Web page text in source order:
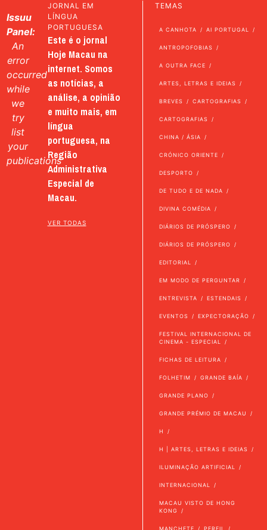
Issuu
Panel:
An
error
occurred
while
we
try
list
your
publications
JORNAL EM
LÍNGUA
PORTUGUESA
Este é o jornal
Hoje Macau na
internet. Somos
as notícias, a
análise, a opinião
e muito mais, em
língua
portuguesa, na
Região
Administrativa
Especial de
Macau.
VER TODAS
TEMAS
A CANHOTA AI PORTUGAL
ANTROPOFOBIAS
A OUTRA FACE
ARTES, LETRAS E IDEIAS
BREVES CARTOGRAFIAS
CARTOGRAFIAS
CHINA / ÁSIA
CRÓNICO ORIENTE
DESPORTO
DE TUDO E DE NADA
DIVINA COMÉDIA
DIÁRIOS DE PRÓSPERO
DIÁRIOS DE PRÓSPERO
EDITORIAL
EM MODO DE PERGUNTAR
ENTREVISTA ESTENDAIS
EVENTOS EXPECTORAÇÃO
FESTIVAL INTERNACIONAL DE
CINEMA - ESPECIAL
FICHAS DE LEITURA
FOLHETIM GRANDE BAÍA
GRANDE PLANO
GRANDE PRÉMIO DE MACAU
H
H | ARTES, LETRAS E IDEIAS
ILUMINAÇÃO ARTIFICIAL
INTERNACIONAL
MACAU VISTO DE HONG
KONG
MANCHETE PERFIL